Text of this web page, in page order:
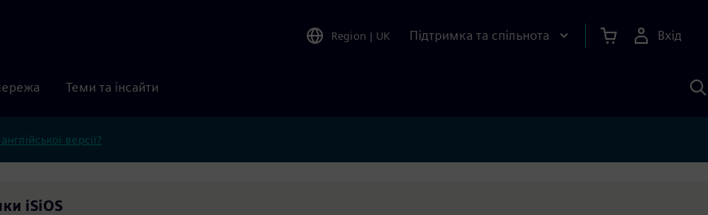
Region | UK Підтримка та спільнота Вхід
Теми та інсайти
версії?
iSiOS